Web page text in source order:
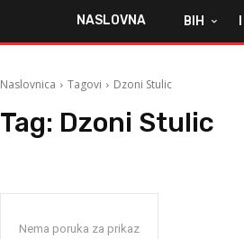
NASLOVNA BIH
Naslovnica Tagovi Dzoni Stulic
Tag: Dzoni Stulic
Nema poruka za prikaz